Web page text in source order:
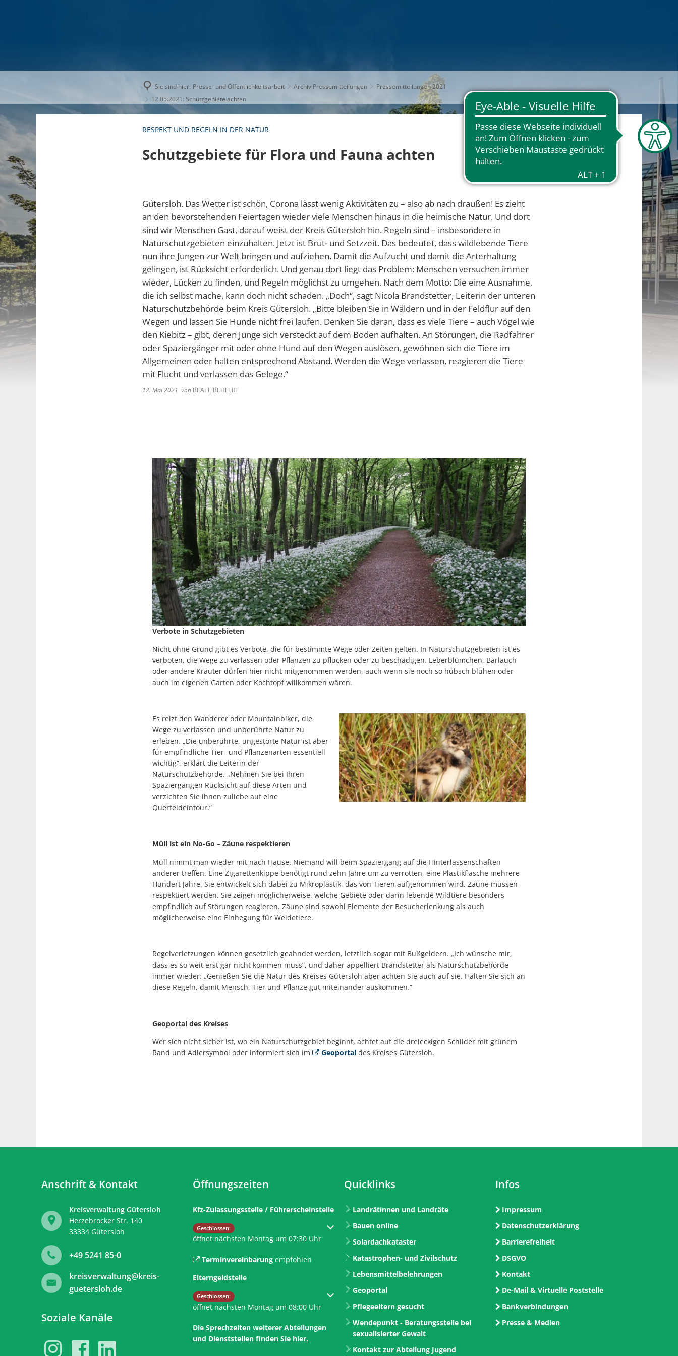
Sie sind hier: Presse- und Öffentlichkeitsarbeit Archiv Pressemitteilungen
Pressemitteilungen 2021
12.05.2021: Schutzgebiete achten
RESPEKT UND REGELN IN DER NATUR
Schutzgebiete für Flora und Fauna achten
Gütersloh. Das Wetter ist schön, Corona lässt wenig Aktivitäten zu – also ab nach draußen! Es zieht
an den bevorstehenden Feiertagen wieder viele Menschen hinaus in die heimische Natur. Und dort
sind wir Menschen Gast, darauf weist der Kreis Gütersloh hin. Regeln sind – insbesondere in
Naturschutzgebieten einzuhalten. Jetzt ist Brut- und Setzzeit. Das bedeutet, dass wildlebende Tiere
nun ihre Jungen zur Welt bringen und aufziehen. Damit die Aufzucht und damit die Arterhaltung
gelingen, ist Rücksicht erforderlich. Und genau dort liegt das Problem: Menschen versuchen immer
wieder, Lücken zu finden, und Regeln möglichst zu umgehen. Nach dem Motto: Die eine Ausnahme,
die ich selbst mache, kann doch nicht schaden. „Doch“, sagt Nicola Brandstetter, Leiterin der unteren
Naturschutzbehörde beim Kreis Gütersloh. „Bitte bleiben Sie in Wäldern und in der Feldflur auf den
Wegen und lassen Sie Hunde nicht frei laufen. Denken Sie daran, dass es viele Tiere – auch Vögel wie
den Kiebitz – gibt, deren Junge sich versteckt auf dem Boden aufhalten. An Störungen, die Radfahrer
oder Spaziergänger mit oder ohne Hund auf den Wegen auslösen, gewöhnen sich die Tiere im
Allgemeinen oder halten entsprechend Abstand. Werden die Wege verlassen, reagieren die Tiere
mit Flucht und verlassen das Gelege.“
12. Mai 2021 von BEATE BEHLERT
Verbote in Schutzgebieten
Nicht ohne Grund gibt es Verbote, die für bestimmte Wege oder Zeiten gelten. In Naturschutzgebieten ist es
verboten, die Wege zu verlassen oder Pflanzen zu pflücken oder zu beschädigen. Leberblümchen, Bärlauch
oder andere Kräuter dürfen hier nicht mitgenommen werden, auch wenn sie noch so hübsch blühen oder
auch im eigenen Garten oder Kochtopf willkommen wären.
Es reizt den Wanderer oder Mountainbiker, die
Wege zu verlassen und unberührte Natur zu
erleben. „Die unberührte, ungestörte Natur ist aber
für empfindliche Tier- und Pflanzenarten essentiell
wichtig“, erklärt die Leiterin der
Naturschutzbehörde. „Nehmen Sie bei Ihren
Spaziergängen Rücksicht auf diese Arten und
verzichten Sie ihnen zuliebe auf eine
Querfeldeintour.“
Müll ist ein No-Go – Zäune respektieren
Müll nimmt man wieder mit nach Hause. Niemand will beim Spaziergang auf die Hinterlassenschaften
anderer treffen. Eine Zigarettenkippe benötigt rund zehn Jahre um zu verrotten, eine Plastikflasche mehrere
Hundert Jahre. Sie entwickelt sich dabei zu Mikroplastik, das von Tieren aufgenommen wird. Zäune müssen
respektiert werden. Sie zeigen möglicherweise, welche Gebiete oder darin lebende Wildtiere besonders
empfindlich auf Störungen reagieren. Zäune sind sowohl Elemente der Besucherlenkung als auch
möglicherweise eine Einhegung für Weidetiere.
Regelverletzungen können gesetzlich geahndet werden, letztlich sogar mit Bußgeldern. „Ich wünsche mir,
dass es so weit erst gar nicht kommen muss“, und daher appelliert Brandstetter als Naturschutzbehörde
immer wieder: „Genießen Sie die Natur des Kreises Gütersloh aber achten Sie auch auf sie. Halten Sie sich an
diese Regeln, damit Mensch, Tier und Pflanze gut miteinander auskommen.“
Geoportal des Kreises
Wer sich nicht sicher ist, wo ein Naturschutzgebiet beginnt, achtet auf die dreieckigen Schilder mit grünem
Rand und Adlersymbol oder informiert sich im
Geoportal des Kreises Gütersloh.
Anschrift & Kontakt
Kreisverwaltung Gütersloh
Herzebrocker Str. 140
33334 Gütersloh
+49 5241 85-0
kreisverwaltung@kreis-
guetersloh.de
Soziale Kanäle
Öffnungszeiten
Kfz-Zulassungsstelle / Führerscheinstelle
Klicken, um weitere Öffnungs- oder Schließzeiten auszublenden
Geschlossen:
öffnet nächsten Montag um 07:30 Uhr
Terminvereinbarungempfohlen
Elterngeldstelle
Klicken, um weitere Öffnungs- oder Schließzeiten auszublenden
Geschlossen:
öffnet nächsten Montag um 08:00 Uhr
Die Sprechzeiten weiterer Abteilungen
und Dienststellen finden Sie hier.
Quicklinks
Landrätinnen und Landräte
Bauen online
Solardachkataster
Katastrophen- und Zivilschutz
Lebensmittelbelehrungen
Geoportal
Pflegeeltern gesucht
Wendepunkt - Beratungsstelle bei
sexualisierter Gewalt
Kontakt zur Abteilung Jugend
Infos
Impressum
Datenschutzerklärung
Barrierefreiheit
DSGVO
Kontakt
De-Mail & Virtuelle Poststelle
Bankverbindungen
Presse & Medien